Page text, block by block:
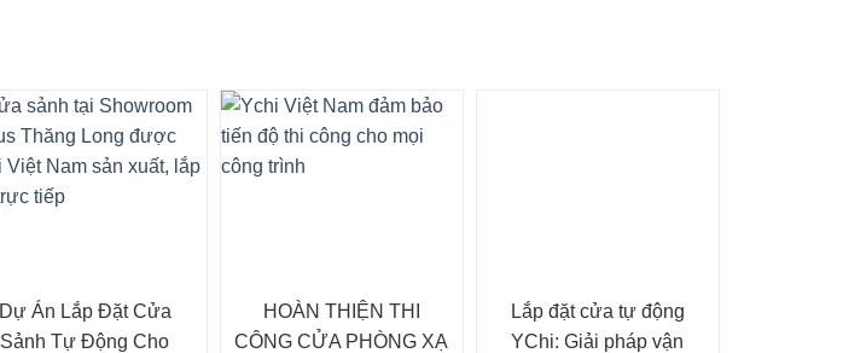
Dự Án Lắp Đặt Cửa
Sảnh Tự Động Cho
HOÀN THIỆN THI
CÔNG CỬA PHÒNG XẠ
Lắp đặt cửa tự động
YChi: Giải pháp vận